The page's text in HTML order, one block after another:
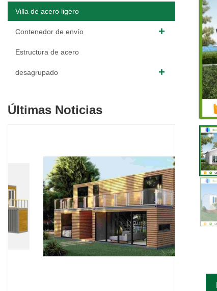
Villa de acero ligero
Contenedor de envío
Estructura de acero
desagrupado
Últimas Noticias